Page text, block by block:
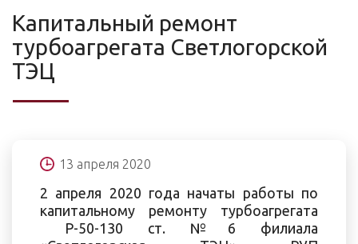
Капитальный ремонт
турбоагрегата Светлогорской
ТЭЦ
13 апреля 2020
2 апреля 2020 года начаты работы по
капитальному ремонту турбоагрегата
Р-50-130 ст. №6 филиала